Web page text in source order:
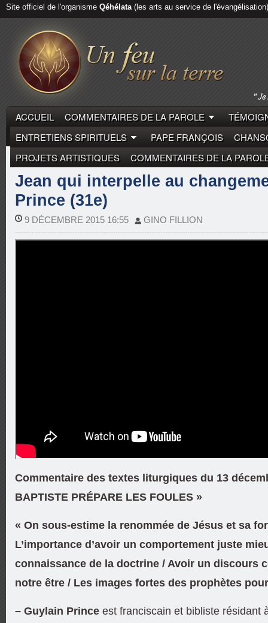
Site officiel de l'organisme Qéhélata(les arts au service de l'évangélisation)
ACCUEIL COMMENTAIRES DE LA PAROLE
ENTRETIENS SPIRITUELS
PAPE FRANÇOIS
PROJETS ARTISTIQUES
COMMENTAIRES DE LA
COMMENTAIRES DE LA PAROLE GUYLAIN PRINCE
Jean qui interpelle au
Prince (31e)
9 DÉCEMBRE 2015 16:55 GINO FILLION
Commentaire des textes liturgiques du 13
BAPTISTE PRÉPARE LES FOULES »
« On sous-estime la renommée de Jésus et sa
L’importance d’avoir un comportement juste
connaissance de la doctrine / Avoir un discours
notre être / Les images fortes des prophètes
– Guylain Prince est franciscain et bibliste résidant